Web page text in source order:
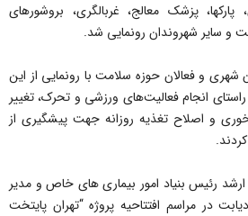
پزشک معالج، غربالگری، بروشور‌های
و سایر شهروندان رونمایی شد.
شهری و فعالان حوزه سلامت با رونمایی از این
انجام فعالیت‌های ورزشی و تحرک، تغییر
و اصلاح تغذیه روزانه جهت پیشگیری از
رئیس بنیاد امور بیماری های خاص و مدیر
در مراسم افتتاحیه پروژه “تهران پایتخت